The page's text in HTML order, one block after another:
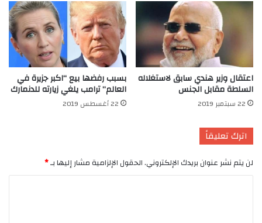
اعتقال وزير هندي سابق لاستغلاله
السلطة مقابل الجنس
22 سبتمبر 2019
بسبب رفضها بيع “اكبر جزيرة في
العالم” ترامب يلغي زيارته للدنمارك
22 أغسطس 2019
اترك تعليقاً
لن يتم نشر عنوان بريدك الإلكتروني.الحقول الإلزامية مشار إليها بـ*